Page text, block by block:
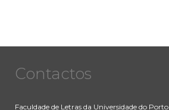
Contactos
Faculdade de Letras da Universidade do Porto